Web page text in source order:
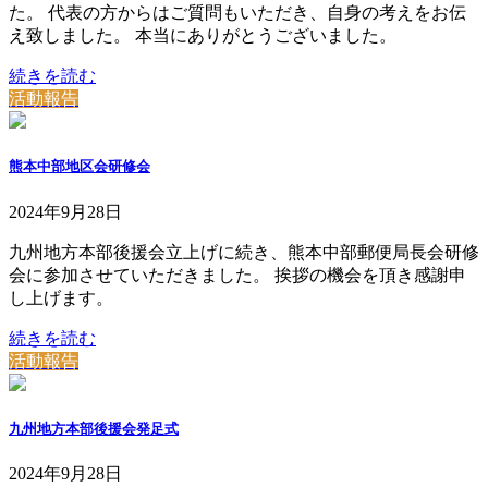
た。 代表の方からはご質問もいただき、自身の考えをお伝
え致しました。 本当にありがとうございました。
続きを読む
活動報告
熊本中部地区会研修会
2024年9月28日
九州地方本部後援会立上げに続き、熊本中部郵便局長会研修
会に参加させていただきました。 挨拶の機会を頂き感謝申
し上げます。
続きを読む
活動報告
九州地方本部後援会発足式
2024年9月28日